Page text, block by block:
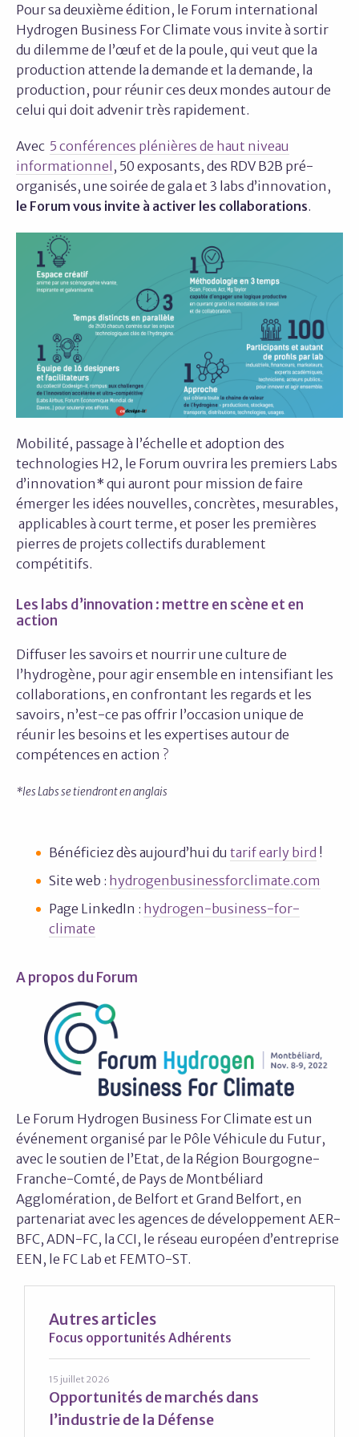
Pour sa deuxième édition, le Forum international
Hydrogen Business For Climate vous invite à sortir
du dilemme de l’œuf et de la poule, qui veut que la
production attende la demande et la demande, la
production, pour réunir ces deux mondes autour de
celui qui doit advenir très rapidement.
Avec 5 conférences plénières de haut niveau
informationnel , 50 exposants, des RDV B2B pré-
organisés, une soirée de gala et 3 labs d’innovation,
le Forum vous invite à activer les collaborations.
Mobilité, passage à l’échelle et adoption des
technologies H2, le Forum ouvrira les premiers Labs
d’innovation* qui auront pour mission de faire
émerger les idées nouvelles, concrètes, mesurables,
applicables à court terme, et poser les premières
pierres de projets collectifs durablement
compétitifs.
Les labs d’innovation : mettre en scène et en
action
Diffuser les savoirs et nourrir une culture de
l’hydrogène, pour agir ensemble en intensifiant les
collaborations, en confrontant les regards et les
savoirs, n’est-ce pas offrir l’occasion unique de
réunir les besoins et les expertises autour de
compétences en action ?
*les Labs se tiendront en anglais
Bénéficiez dès aujourd’hui du tarif early bird !
Site web : hydrogenbusinessforclimate.com
Page LinkedIn : hydrogen-business-for-
climate
A propos du Forum
Le Forum Hydrogen Business For Climate est un
événement organisé par le Pôle Véhicule du Futur,
avec le soutien de l’Etat, de la Région Bourgogne-
Franche-Comté, de Pays de Montbéliard
Agglomération, de Belfort et Grand Belfort, en
partenariat avec les agences de développement AER-
BFC, ADN-FC, la CCI, le réseau européen d’entreprise
EEN, le FC Lab et FEMTO-ST.
Autres articles
Focus opportunités Adhérents
15 juillet 2026
Opportunités de marchés dans
l’industrie de la Défense